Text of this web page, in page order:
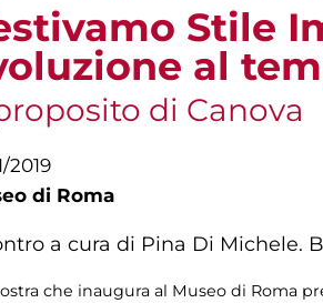
are here
Stile
al
di Canova
2019
di Roma
a cura di Pina Di Michele.
che inaugura al Museo di Roma